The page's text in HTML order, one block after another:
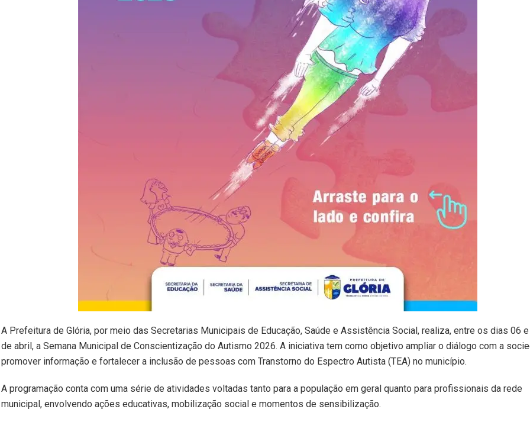
A Prefeitura de Glória, por meio das Secretarias Municipais de Educação, Saúde e Assistência Social, realiza, entre os dias 06
de abril, a Semana Municipal de Conscientização do Autismo 2026. A iniciativa tem como objetivo ampliar o diálogo com a
promover informação e fortalecer a inclusão de pessoas com Transtorno do Espectro Autista (TEA) no município.
A programação conta com uma série de atividades voltadas tanto para a população em geral quanto para profissionais da rede
municipal, envolvendo ações educativas, mobilização social e momentos de sensibilização.